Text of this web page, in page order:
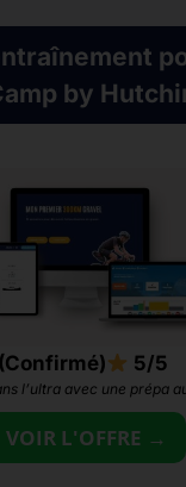
by
5/5
l’ultra avec une prépa
VOIR L'OFFRE →